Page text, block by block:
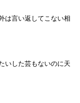
は言い返してこない相
いした芸もないのに天